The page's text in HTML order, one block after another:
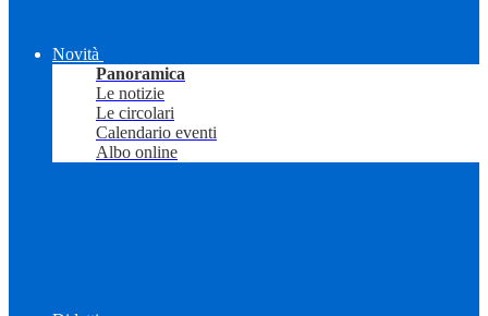
Novità
Panoramica
Le notizie
Le circolari
Calendario eventi
Albo online